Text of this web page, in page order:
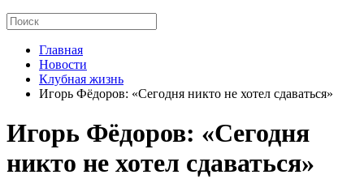
Главная
Новости
Клубная жизнь
Игорь Фёдоров: «Сегодня никто не хотел сдаваться»
Игорь Фёдоров: «Сегодня
никто не хотел сдаваться»